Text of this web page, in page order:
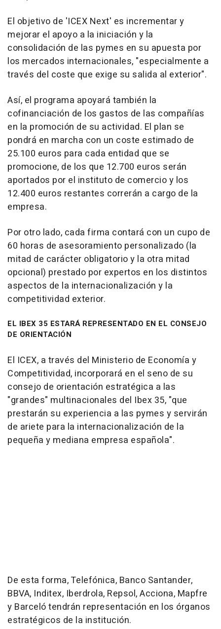
El objetivo de 'ICEX Next' es incrementar y
mejorar el apoyo a la iniciación y la
consolidación de las pymes en su apuesta por
los mercados internacionales, "especialmente a
través del coste que exige su salida al exterior".
Así, el programa apoyará también la
cofinanciación de los gastos de las compañías
en la promoción de su actividad. El plan se
pondrá en marcha con un coste estimado de
25.100 euros para cada entidad que se
promocione, de los que 12.700 euros serán
aportados por el instituto de comercio y los
12.400 euros restantes correrán a cargo de la
empresa.
Por otro lado, cada firma contará con un cupo de
60 horas de asesoramiento personalizado (la
mitad de carácter obligatorio y la otra mitad
opcional) prestado por expertos en los distintos
aspectos de la internacionalización y la
competitividad exterior.
EL IBEX 35 ESTARÁ REPRESENTADO EN EL CONSEJO
DE ORIENTACIÓN
El ICEX, a través del Ministerio de Economía y
Competitividad, incorporará en el seno de su
consejo de orientación estratégica a las
"grandes" multinacionales del Ibex 35, "que
prestarán su experiencia a las pymes y servirán
de ariete para la internacionalización de la
pequeña y mediana empresa española".
De esta forma, Telefónica, Banco Santander,
BBVA, Inditex, Iberdrola, Repsol, Acciona, Mapfre
y Barceló tendrán representación en los órganos
estratégicos de la institución.